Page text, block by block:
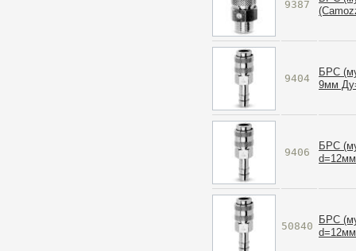
9387
9404
БРС
9мм
9406
БРС
50840
БРС